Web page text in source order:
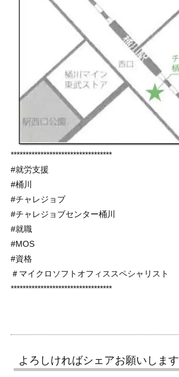
**********************************
#就労支援
#桶川
#チャレジョブ
#チャレジョブセンター桶川
#就職
#MOS
#資格
＃マイクロソフトオフィススペシャリスト
**********************************
よろしければシェアお願いします